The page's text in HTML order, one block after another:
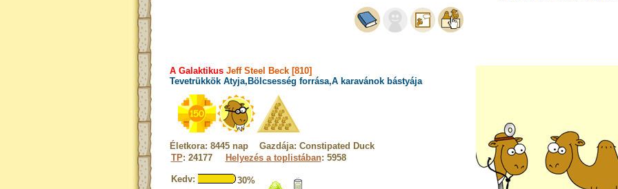
A GalaktikusJeff Steel Beck [810]
Tevetrükkök Atyja,Bölcsesség forrása,A karavánok bástyája
Életkora: 8445 nap Gazdája: Constipated Duck
TP: 24177 Helyezés a toplistában: 5958
Kedv:
30%